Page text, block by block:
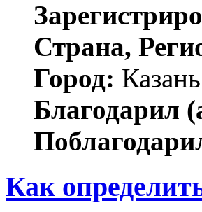
Страна,
Город: Казань
Благодарил
Как